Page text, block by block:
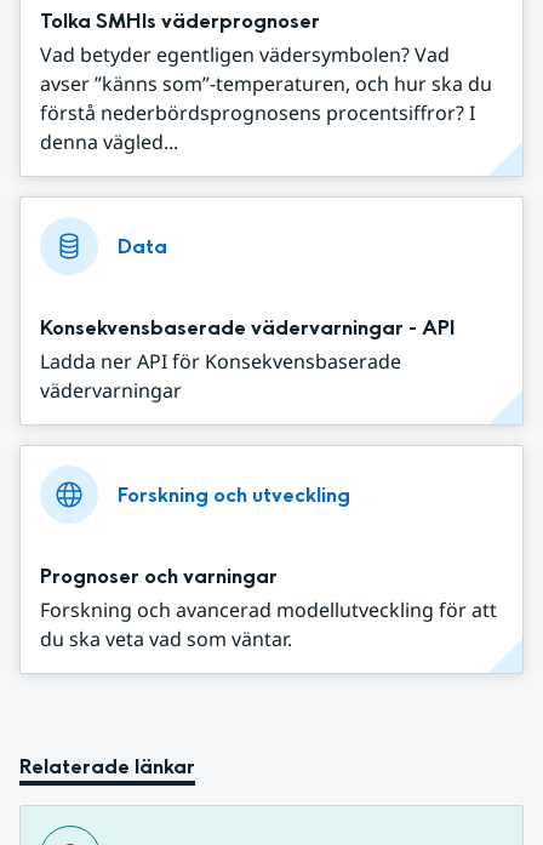
Tolka SMHIs väderprognoser
Vad betyder egentligen vädersymbolen? Vad
avser ”känns som”-temperaturen, och hur ska du
förstå nederbördsprognosens procentsiffror? I
denna vägled...
Data
Konsekvensbaserade vädervarningar - API
Ladda ner API för Konsekvensbaserade
vädervarningar
Forskning och utveckling
Prognoser och varningar
Forskning och avancerad modellutveckling för att
du ska veta vad som väntar.
Relaterade länkar